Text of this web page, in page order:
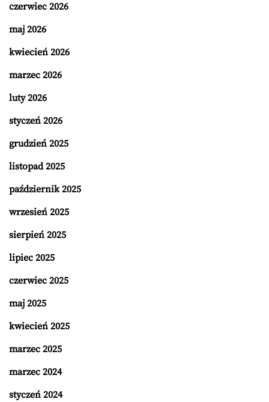
czerwiec 2026
maj 2026
kwiecień 2026
marzec 2026
luty 2026
styczeń 2026
grudzień 2025
listopad 2025
październik 2025
wrzesień 2025
sierpień 2025
lipiec 2025
czerwiec 2025
maj 2025
kwiecień 2025
marzec 2025
marzec 2024
styczeń 2024